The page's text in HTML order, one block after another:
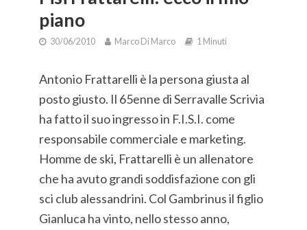
piano
30/06/2010 Marco Di Marco 1 Minuti
Antonio Frattarelli è la persona giusta al
posto giusto. Il 65enne di Serravalle Scrivia
ha fatto il suo ingresso in F.I.S.I. come
responsabile commerciale e marketing.
Homme de ski, Frattarelli è un allenatore
che ha avuto grandi soddisfazione con gli
sci club alessandrini. Col Gambrinus il figlio
Gianluca ha vinto, nello stesso anno,